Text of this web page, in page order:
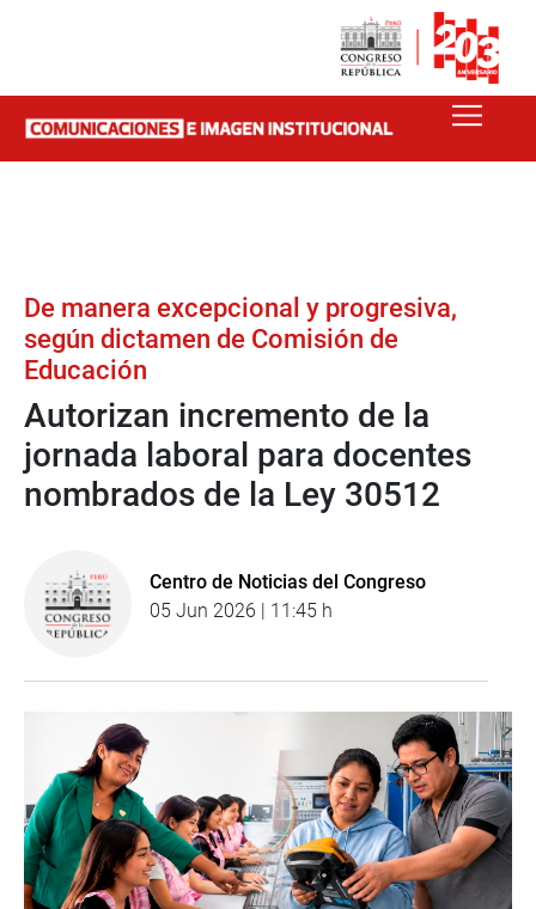
De manera excepcional y progresiva,
según dictamen de Comisión de
Educación
Autorizan incremento de la
jornada laboral para docentes
nombrados de la Ley 30512
Centro de Noticias del Congreso
05 Jun 2026 | 11:45 h